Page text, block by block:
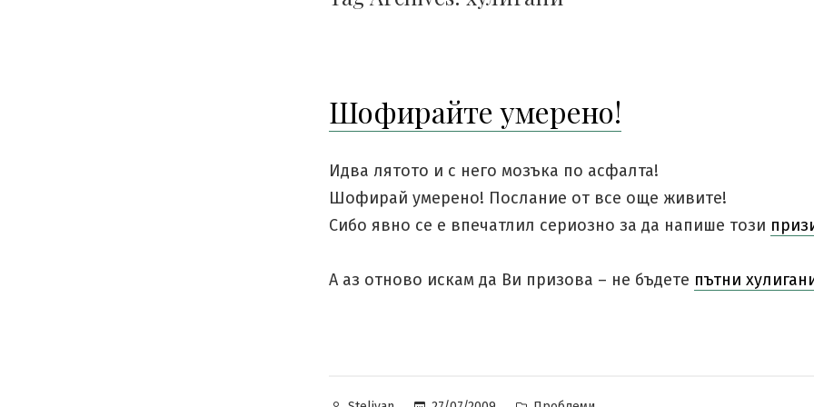
Шофирайте умерено!
Идва лятото и с него мозъка по асфалта!
Шофирай умерено! Послание от все още живите!
Сибо явно се е впечатлил сериозно за да напише този
А аз отново искам да Ви призова – не бъдете пътни